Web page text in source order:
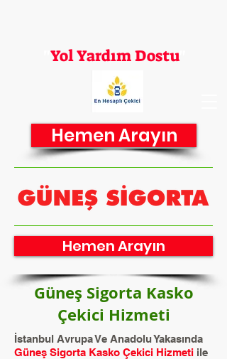
Hemen Arayın
Yol Yardım Dostu"
Hemen Arayın
Güneş Sigorta Kasko
Çekici Hizmeti
İstanbul Avrupa Ve Anadolu Yakasında
Güneş Sigorta Kasko Çekici Hizmeti ile